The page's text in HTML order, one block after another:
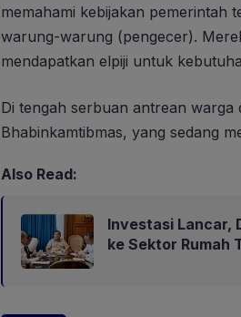
memahami kebijakan pemerintah
warung-warung (pengecer).
mendapatkan elpiji untuk
Di tengah serbuan antrean warga
Bhabinkamtibmas, yang sedang
Also Read:
Investasi Lancar,
ke Sektor Rumah